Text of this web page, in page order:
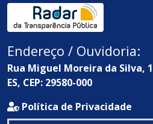
Endereço / Ouvidoria:
Rua Miguel Moreira da Silva,
ES, CEP: 29580-000
Política de Privacidade